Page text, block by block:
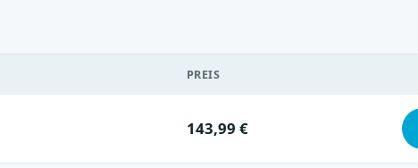
PREIS
143,99 €